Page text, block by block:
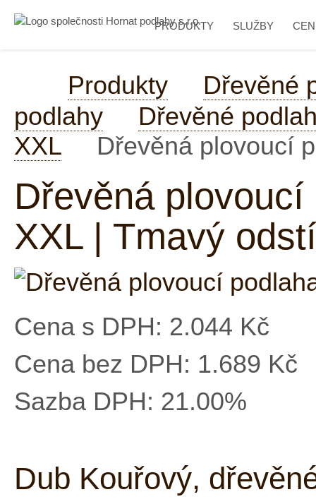
PRODUKTY SLUŽBY
Produkty
Dřevěné
podlahy
Dřevěné
XXL
Dřevěná plovoucí
Dřevěná
XXL | Tmavý
Cena s DPH: 2.044 Kč
Cena bez DPH: 1.689 Kč
Sazba DPH: 21.00%
Dub Kouřový,